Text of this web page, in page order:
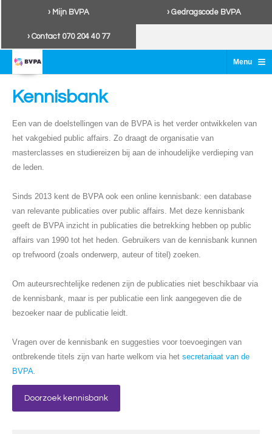
› Mijn BVPA › Gedragscode BVPA
› Contact 070 204 40 77
Menu ≡
Kennisbank
Een van de doelstellingen van de BVPA is het verder ontwikkelen van
het vakgebied public affairs. Zo draagt de organisatie van
masterclasses en studiereizen bij aan de inhoudelijke verdieping van
de leden.
Sinds 2013 kent de BVPA ook een online kennisbank: een database
van relevante publicaties over public affairs. Met deze kennisbank
geeft de BVPA inzicht in publicaties die betrekking hebben op public
affairs van 1990 tot het heden. Gebruikers van de kennisbank kunnen
op trefwoord (zoals onderwerp, auteur of titel) zoeken.
Om auteursrechtelijke redenen zijn de publicaties niet beschikbaar via
de kennisbank, maar is per publicatie een link aangegeven die de
bezoeker naar de publicatie leidt.
Vragen over de kennisbank en suggesties voor toevoegingen van
ontbrekende titels zijn van harte welkom via het secretariaat van de
BVPA.
Doorzoek kennisbank